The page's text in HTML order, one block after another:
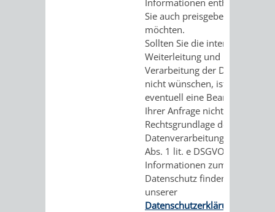
Sie auch preisgeben
möchten.
Sollten Sie die interne
Weiterleitung und
Verarbeitung der Daten
nicht wünschen, ist uns
eventuell eine Bearbeitung
Ihrer Anfrage nicht möglich.
Rechtsgrundlage der
Datenverarbeitung ist Art. 6
Abs. 1 lit. e DSGVO. Weitere
Informationen zum
Datenschutz finden Sie in
unserer
Datenschutzerklärung